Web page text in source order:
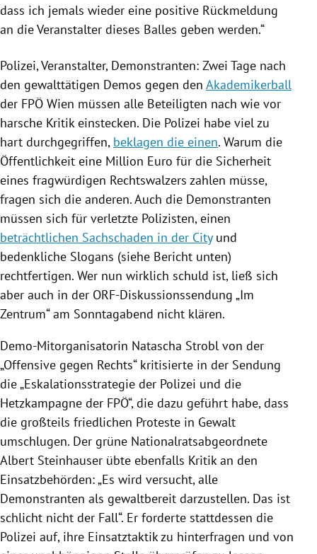
dass ich jemals wieder eine positive Rückmeldung
an die Veranstalter dieses Balles geben werden.“
Polizei, Veranstalter, Demonstranten: Zwei Tage nach
den gewalttätigen Demos gegen den Akademikerball
der FPÖ Wien müssen alle Beteiligten nach wie vor
harsche Kritik einstecken. Die Polizei habe viel zu
hart durchgegriffen, beklagen die einen. Warum die
Öffentlichkeit eine Million Euro für die Sicherheit
eines fragwürdigen Rechtswalzers zahlen müsse,
fragen sich die anderen. Auch die Demonstranten
müssen sich für verletzte Polizisten, einen
beträchtlichen Sachschaden in der Cityund
bedenkliche Slogans (siehe Bericht unten)
rechtfertigen. Wer nun wirklich schuld ist, ließ sich
aber auch in der ORF-Diskussionssendung „Im
Zentrum“ am Sonntagabend nicht klären.
Demo-Mitorganisatorin Natascha Strobl von der
„Offensive gegen Rechts“kritisierte in der Sendung
die „Eskalationsstrategie der Polizei und die
Hetzkampagne der FPÖ“, die dazu geführt habe, dass
die großteils friedlichen Proteste in Gewalt
umschlugen. Der grüne Nationalratsabgeordnete
Albert Steinhauser übte ebenfalls Kritik an den
Einsatzbehörden: „Es wird versucht, alle
Demonstranten als gewaltbereit darzustellen. Das ist
schlicht nicht der Fall“. Er forderte stattdessen die
Polizei auf, ihre Einsatztaktik zu hinterfragen und von